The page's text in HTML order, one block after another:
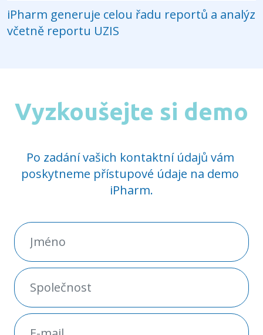
iPharm generuje celou řadu reportů a analýz
včetně reportu UZIS
Vyzkoušejte si demo
Po zadání vašich kontaktní údajů vám
poskytneme přístupové údaje na demo
iPharm.
Vyžadováno
Vyžadováno